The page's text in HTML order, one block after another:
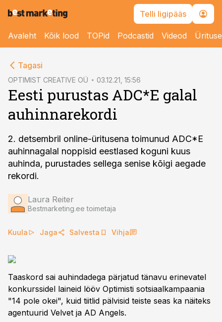
Telli ligipääs
Avaleht Kõik lood TOPid Podcastid Videod
Tagasi
OPTIMIST CREATIVE OÜ 03.12.21, 15:56
Eesti purustas ADC*E galal
auhinnarekordi
2. detsembril online-üritusena toimunud ADC*E
auhinnagalal noppisid eestlased koguni kuus
auhinda, purustades sellega senise kõigi aegade
rekordi.
Laura Reiter
Bestmarketing.ee toimetaja
Kuula Jaga Salvesta Vihja
Taaskord sai auhindadega pärjatud tänavu erinevatel
konkurssidel laineid lööv Optimisti sotsiaalkampaania
"14 pole okei", kuid tiitlid pälvisid teiste seas ka näiteks
agentuurid Velvet ja AD Angels.